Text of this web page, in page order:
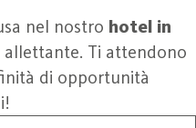
nel nostro hotel in
allettante. Ti attendono
di opportunità